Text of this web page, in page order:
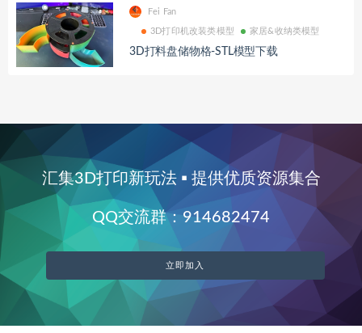
Fei Fan
3D打印机改装类模型 家居&收纳类模型
3D打料盘储物格-STL模型下载
汇集3D打印新玩法 ▪ 提供优质资源集合
QQ交流群：914682474
立即加入